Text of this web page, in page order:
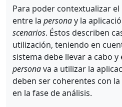
Para poder contextualizar
entre la personay la
scenarios. Éstos describen
utilización, teniendo en
sistema debe llevar a cabo
personava a utilizar la
deben ser coherentes con
en la fase de análisis.